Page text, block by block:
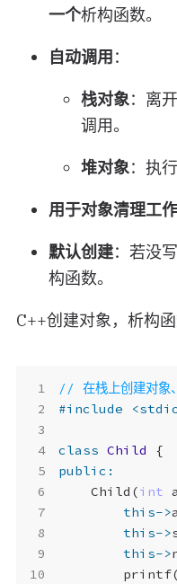
一个析构函数。
自动调用 ：
栈对象：离
调用。
堆对象：执行
用于对象清理工作
默认创建：若没
构函数。
C++创建对象，析构函
#include
class Child
{
public :
Child (int a
this->
this->
this->
printf(